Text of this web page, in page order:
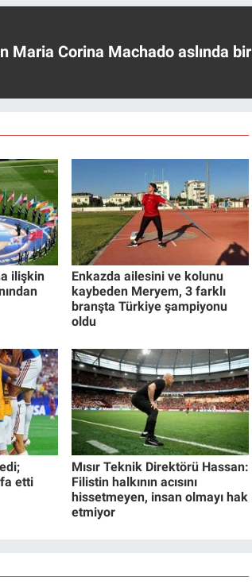
Maria Corina Machado aslında bir
ilişkin
Enkazda ailesini ve kolunu
kaybeden Meryem, 3 farklı
branşta Türkiye şampiyonu
oldu
etti
Mısır Teknik Direktörü Hassan:
Filistin halkının acısını
hissetmeyen, insan olmayı hak
etmiyor